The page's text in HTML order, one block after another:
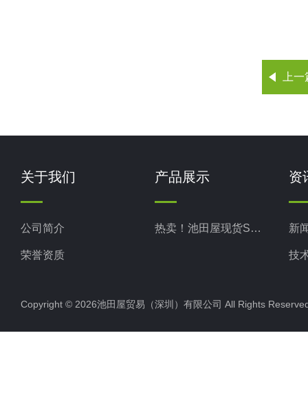
上
关于我们
公司简介
荣誉资质
产品展示
热卖！池田屋现货SSD
资
新
技
Copyright © 2026池田屋贸易（深圳）有限公司 All Rights